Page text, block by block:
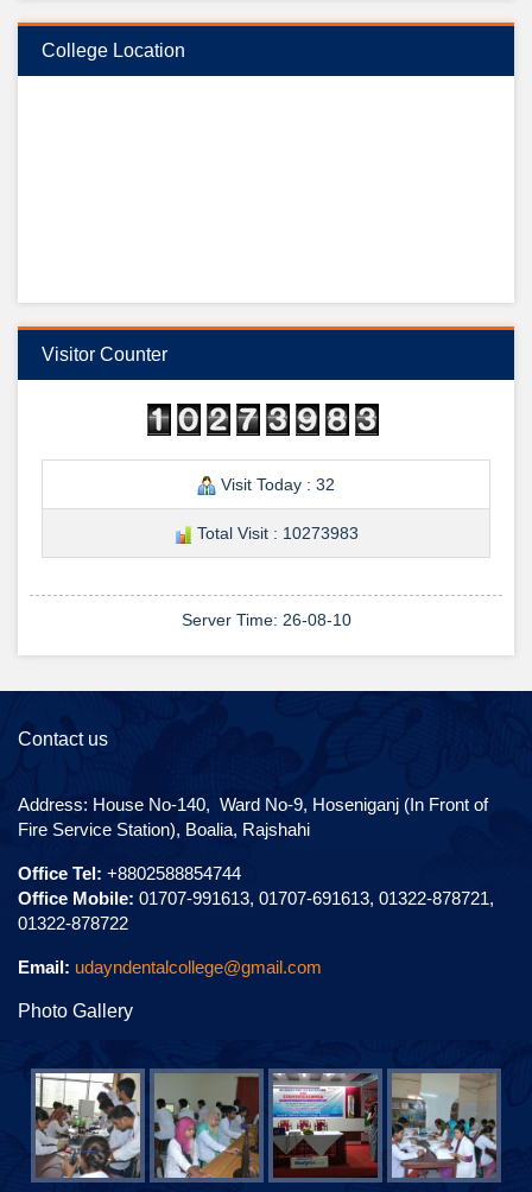
ডেন্টাল ইউনিট প্রধান, রাজশাহী মেডিকেল কলেজ, রাজশাহী কে উদয়ন ডেন্টাল কলেজের
স্থির চিত্র: মো: আলি আবীর রানা।
শুভেচ্ছা ও অভিনন্দন-
College Location
Visitor Counter
Visit Today : 32
Total Visit : 10273983
Server Time: 26-08-10
Contact us
Address: House No-140, Ward No-9, Hoseniganj (In Front of
Fire Service Station), Boalia, Rajshahi
Office Tel: +8802588854744
Office Mobile: 01707-991613, 01707-691613, 01322-878721,
01322-878722
Email: udayndentalcollege@gmail.com
Photo Gallery